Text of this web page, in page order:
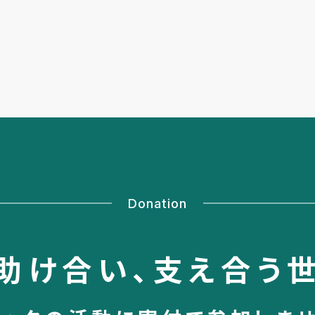
Donation
け合い、 支え合う